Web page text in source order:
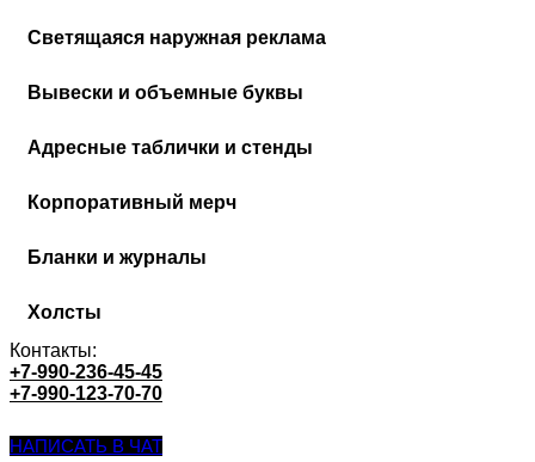
Cветящаяся наружная реклама
Вывески и объемные буквы
Адресные таблички и стенды
Корпоративный мерч
Бланки и журналы
Холсты
Контакты:
+7-990-236-45-45
+7-990-123-70-70
НАПИСАТЬ В ЧАТ